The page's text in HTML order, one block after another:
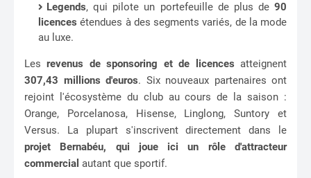
Legends, qui pilote un portefeuille de plus de 90
licences étendues à des segments variés, de la mode
au luxe.
Lesrevenus de sponsoring et de licences atteignent
307,43 millions d'euros. Six nouveaux partenaires ont
rejoint l'écosystème du club au cours de la saison :
Orange, Porcelanosa, Hisense, Linglong, Suntory et
Versus. La plupart s'inscrivent directement dans le
projet Bernabéu, qui joue ici un rôle d'attracteur
commercial autant que sportif.